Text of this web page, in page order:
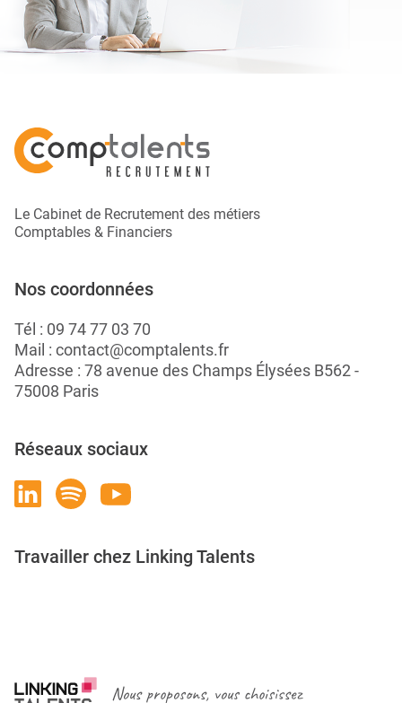
Le Cabinet de Recrutement des métiers
Comptables & Financiers
Nos coordonnées
Tél : 09 74 77 03 70
Mail : contact@comptalents.fr
Adresse : 78 avenue des Champs Élysées B562 -
75008 Paris
Réseaux sociaux
Travailler chez Linking Talents
Nous proposons, vous choisissez